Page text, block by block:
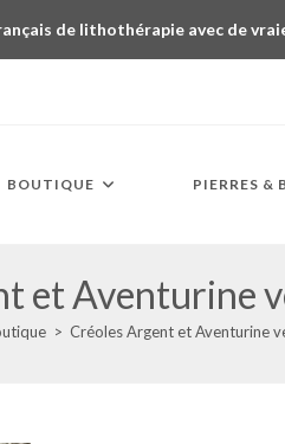
de lithothérapie avec de
BOUTIQUE PIERRES &
et Aventurine
> Créoles Argent et Aventurine